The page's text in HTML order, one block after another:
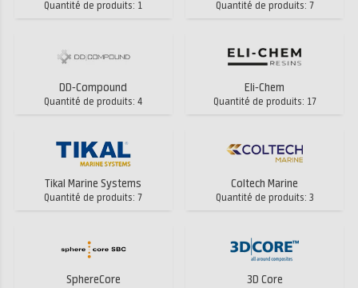
Quantité de produits: 1 Quantité de produits: 7
DD-Compound
Quantité de produits: 4
Eli-Chem
Quantité de produits: 17
Tikal Marine Systems
Quantité de produits: 7
Coltech Marine
Quantité de produits: 3
SphereCore 3D Core